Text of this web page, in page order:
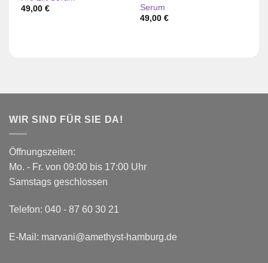
49,00 €
Serum
49,00 €
WIR SIND FÜR SIE DA!
Öffnungszeiten:
Mo. - Fr. von 09:00 bis 17:00 Uhr
Samstags geschlossen
Telefon: 040 - 87 60 30 21
E-Mail: marvani@amethyst-hamburg.de